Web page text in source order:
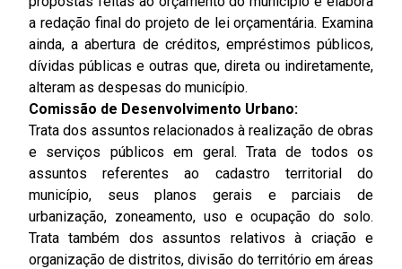
a redação final do projeto de lei orçamentária. Examina
ainda, a abertura de créditos, empréstimos públicos,
dívidas públicas e outras que, direta ou indiretamente,
alteram as despesas do município.
Comissão de Desenvolvimento Urbano:
Trata dos assuntos relacionados à realização de obras
e serviços públicos em geral. Trata de todos os
assuntos referentes ao cadastro territorial do
município, seus planos gerais e parciais de
urbanização, zoneamento, uso e ocupação do solo.
Trata também dos assuntos relativos à criação e
organização de distritos, divisão do território em áreas